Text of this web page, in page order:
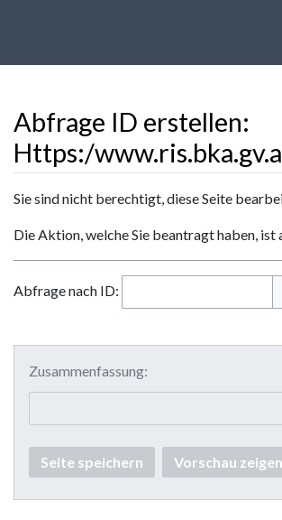
Abfrage ID erstellen:
Https:/
Wechseln zu: Navigation ,Suche
Sie sind nicht berechtigt, diese Seite
Die Aktion, welche Sie beantragt haben,
Abfrage nach ID:
Zusammenfassung:
Seite speichern Vorschau zeigen